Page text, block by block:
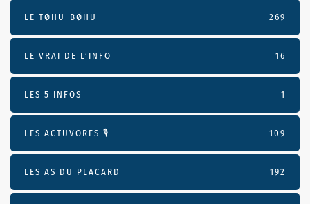
LE TØHU-BØHU 269
LE VRAI DE L’INFO 16
LES 5 INFOS 1
LES ACTUVORES 🎙 109
LES AS DU PLACARD 192